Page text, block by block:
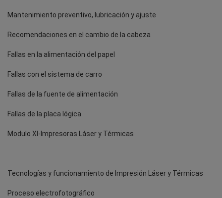
Mantenimiento preventivo, lubricación y ajuste
Recomendaciones en el cambio de la cabeza
Fallas en la alimentación del papel
Fallas con el sistema de carro
Fallas de la fuente de alimentación
Fallas de la placa lógica
Modulo XI-Impresoras Láser y Térmicas
Tecnologías y funcionamiento de Impresión Láser y Térmicas
Proceso electrofotográfico